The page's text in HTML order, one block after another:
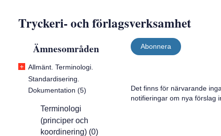
Tryckeri- och förlagsverksamhet
Ämnesområden
+ Allmänt. Terminologi.
Standardisering.
Dokumentation (5)
Terminologi
(principer och
koordinering) (0)
Abonnera
Det finns för närvarande
notifieringar om nya förslag